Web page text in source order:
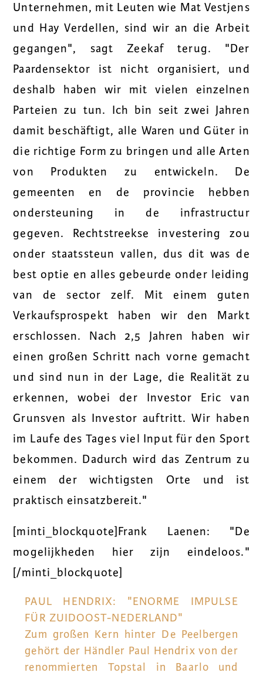
Unternehmen, mit Leuten wie Mat Vestjens
und Hay Verdellen, sind wir an die Arbeit
gegangen", sagt Zeekaf terug. "Der
Paardensektor ist nicht organisiert, und
deshalb haben wir mit vielen einzelnen
Parteien zu tun. Ich bin seit zwei Jahren
damit beschäftigt, alle Waren und Güter in
die richtige Form zu bringen und alle Arten
von Produkten zu entwickeln. De
gemeenten en de provincie hebben
ondersteuning in de infrastructur
gegeven. Rechtstreekse investering zou
onder staatssteun vallen, dus dit was de
best optie en alles gebeurde onder leiding
van de sector zelf. Mit einem guten
Verkaufsprospekt haben wir den Markt
erschlossen. Nach 2,5 Jahren haben wir
einen großen Schritt nach vorne gemacht
und sind nun in der Lage, die Realität zu
erkennen, wobei der Investor Eric van
Grunsven als Investor auftritt. Wir haben
im Laufe des Tages viel Input für den Sport
bekommen. Dadurch wird das Zentrum zu
einem der wichtigsten Orte und ist
praktisch einsatzbereit."
[minti_blockquote]Frank Laenen: "De
mogelijkheden hier zijn eindeloos."
[/minti_blockquote]
PAUL HENDRIX: "ENORME IMPULSE
FÜR ZUIDOOST-NEDERLAND"
Zum großen Kern hinter De Peelbergen
gehört der Händler Paul Hendrix von der
renommierten Topstal in Baarlo und